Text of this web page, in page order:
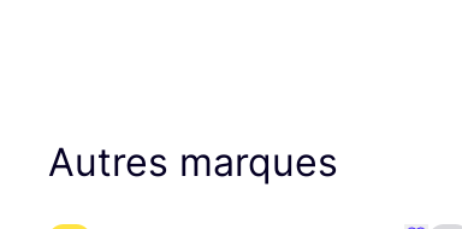
Autres marques